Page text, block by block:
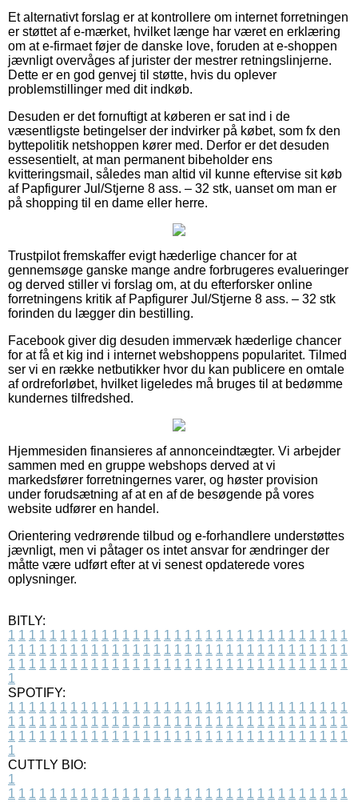
Et alternativt forslag er at kontrollere om internet forretningen
er støttet af e-mærket, hvilket længe har været en erklæring
om at e-firmaet føjer de danske love, foruden at e-shoppen
jævnligt overvåges af jurister der mestrer retningslinjerne.
Dette er en god genvej til støtte, hvis du oplever
problemstillinger med dit indkøb.
Desuden er det fornuftigt at køberen er sat ind i de
væsentligste betingelser der indvirker på købet, som fx den
byttepolitik netshoppen kører med. Derfor er det desuden
essesentielt, at man permanent bibeholder ens
kvitteringsmail, således man altid vil kunne eftervise sit køb
af Papfigurer Jul/Stjerne 8 ass. – 32 stk, uanset om man er
på shopping til en dame eller herre.
Trustpilot fremskaffer evigt hæderlige chancer for at
gennemsøge ganske mange andre forbrugeres evalueringer
og derved stiller vi forslag om, at du efterforsker online
forretningens kritik af Papfigurer Jul/Stjerne 8 ass. – 32 stk
forinden du lægger din bestilling.
Facebook giver dig desuden immervæk hæderlige chancer
for at få et kig ind i internet webshoppens popularitet. Tilmed
ser vi en række netbutikker hvor du kan publicere en omtale
af ordreforløbet, hvilket ligeledes må bruges til at bedømme
kundernes tilfredshed.
Hjemmesiden finansieres af annonceindtægter. Vi arbejder
sammen med en gruppe webshops derved at vi
markedsfører forretningernes varer, og høster provision
under forudsætning af at en af de besøgende på vores
website udfører en handel.
Orientering vedrørende tilbud og e-forhandlere understøttes
jævnligt, men vi påtager os intet ansvar for ændringer der
måtte være udført efter at vi senest opdaterede vores
oplysninger.
BITLY:
1 1 1 1 1 1 1 1 1 1 1 1 1 1 1 1 1 1 1 1 1 1 1 1 1 1 1 1 1 1 1 1 1
1 1 1 1 1 1 1 1 1 1 1 1 1 1 1 1 1 1 1 1 1 1 1 1 1 1 1 1 1 1 1 1 1
1 1 1 1 1 1 1 1 1 1 1 1 1 1 1 1 1 1 1 1 1 1 1 1 1 1 1 1 1 1 1 1 1
1
SPOTIFY:
1 1 1 1 1 1 1 1 1 1 1 1 1 1 1 1 1 1 1 1 1 1 1 1 1 1 1 1 1 1 1 1 1
1 1 1 1 1 1 1 1 1 1 1 1 1 1 1 1 1 1 1 1 1 1 1 1 1 1 1 1 1 1 1 1 1
1 1 1 1 1 1 1 1 1 1 1 1 1 1 1 1 1 1 1 1 1 1 1 1 1 1 1 1 1 1 1 1 1
1
CUTTLY BIO:
1
1 1 1 1 1 1 1 1 1 1 1 1 1 1 1 1 1 1 1 1 1 1 1 1 1 1 1 1 1 1 1 1 1